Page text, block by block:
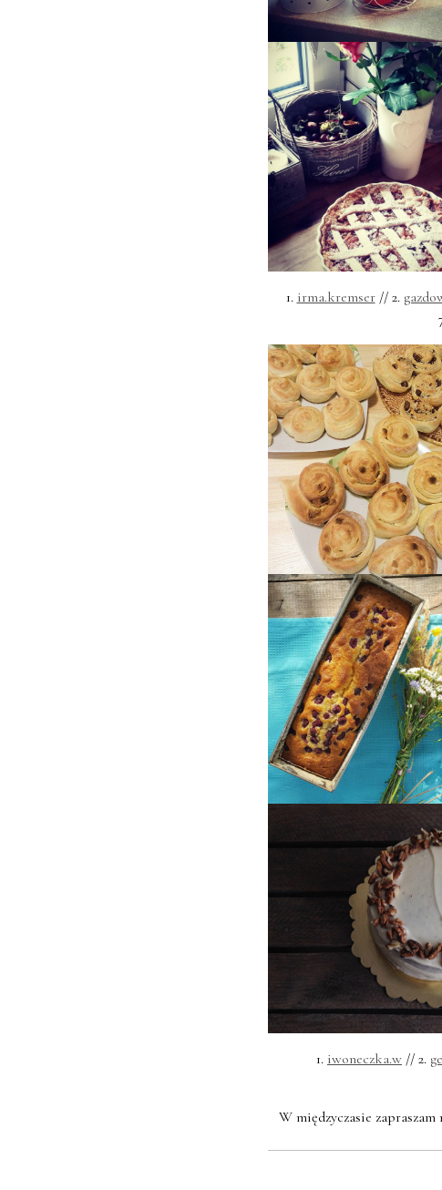
1. irma.kremser// 2.
1. iwoneczka.w // 2.
W międzyczasie zapraszam